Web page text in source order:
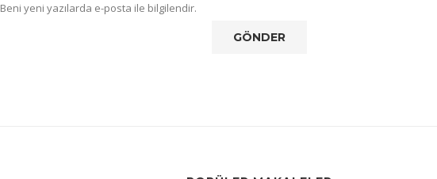
Beni yeni yazılarda e-posta ile bilgilendir.